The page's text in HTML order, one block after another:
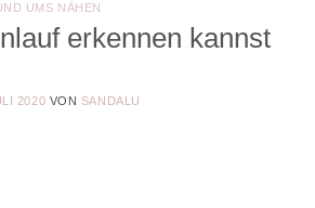
UMS NÄHEN
erkennen kannst
2020 VON SANDALU